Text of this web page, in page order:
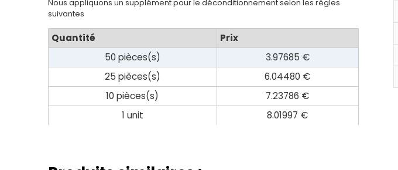
Nous appliquons un supplément pour le déconditionnement selon les règles
suivantes
Quantité
Prix
50 pièces(s)
3.97685 €
25 pièces(s)
6.04480 €
10 pièces(s)
7.23786 €
1 unit
8.01997 €